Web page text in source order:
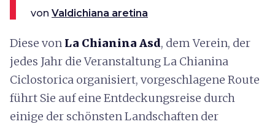
von Valdichiana aretina
Diese von La Chianina Asd, dem Verein, der
jedes Jahr die Veranstaltung La Chianina
Ciclostorica organisiert, vorgeschlagene Route
führt Sie auf eine Entdeckungsreise durch
einige der schönsten Landschaften der